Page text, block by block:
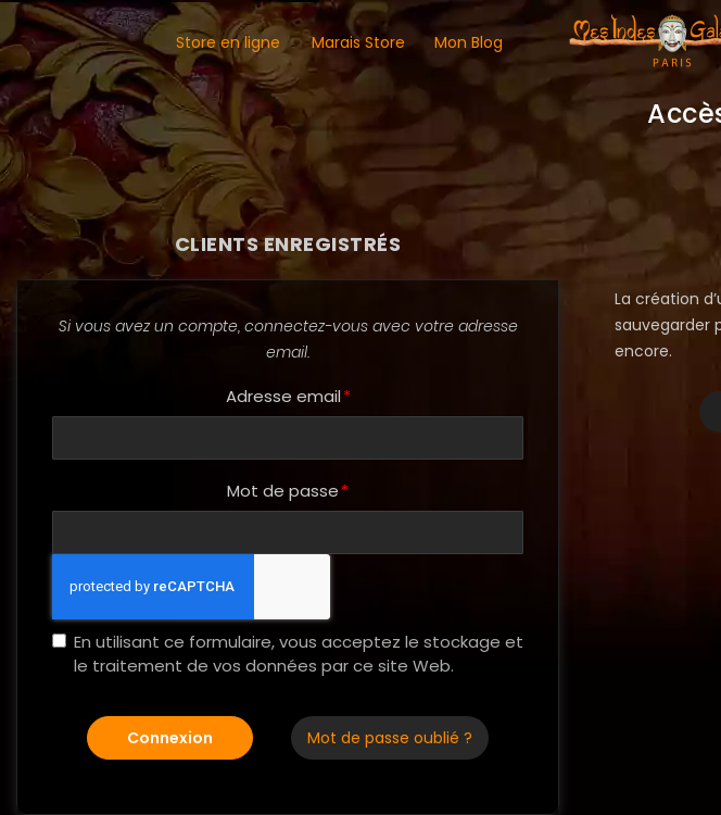
Store en ligne Marais Store Mon Blog
CLIENTS ENREGISTRÉS
Si vous avez un compte, connectez-vous avec votre adresse
email.
Adresse email
Mot de passe
En utilisant ce formulaire, vous acceptez le stockage et
le traitement de vos données par ce site Web.
Connexion Mot de passe oublié ?
La création
sauvegarder
encore.